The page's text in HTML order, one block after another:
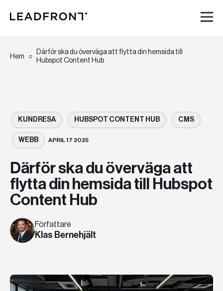
Om oss
Karriär
Event
Teknologier
Sök
Hem
Därför ska du överväga att flytta din hemsida till
Hubspot Content Hub
KUNDRESA HUBSPOT CONTENT HUB CMS
WEBB APRIL 17 2025
Därför ska du överväga att
flytta din hemsida till Hubspot
Content Hub
Författare
Klas Bernehjält